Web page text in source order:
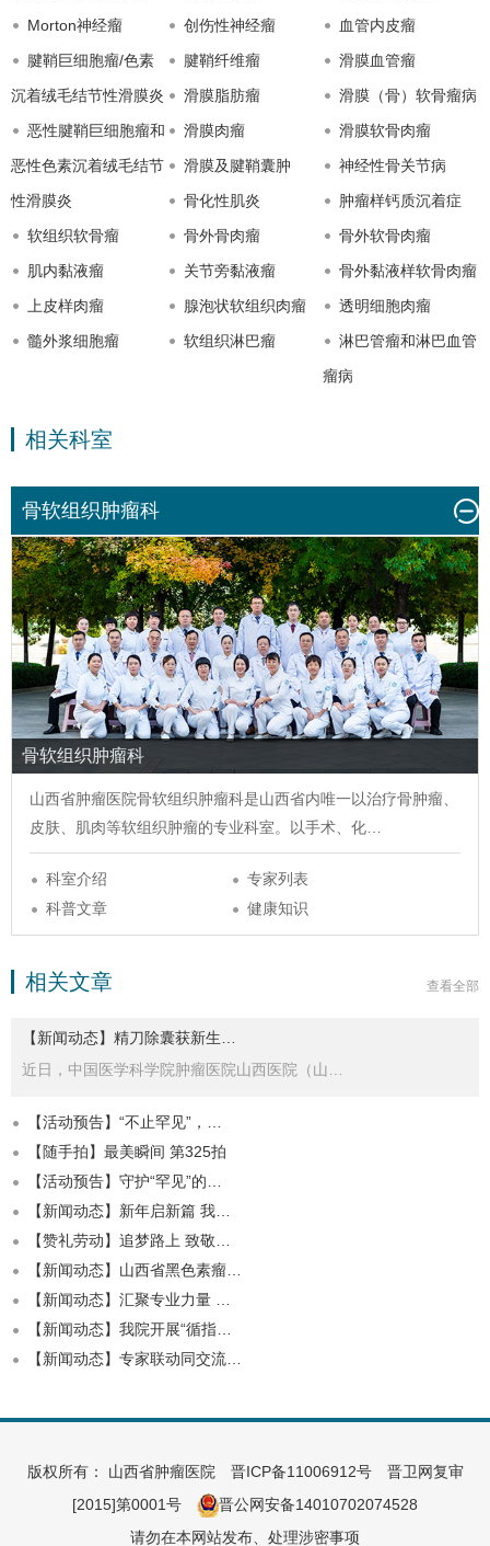
Morton神经瘤
创伤性神经瘤
血管内皮瘤
腱鞘巨细胞瘤/色素
沉着绒毛结节性滑膜炎
腱鞘纤维瘤
滑膜血管瘤
滑膜脂肪瘤
滑膜（骨）软骨瘤病
恶性腱鞘巨细胞瘤和
恶性色素沉着绒毛结节
性滑膜炎
滑膜肉瘤
滑膜软骨肉瘤
滑膜及腱鞘囊肿
神经性骨关节病
骨化性肌炎
肿瘤样钙质沉着症
软组织软骨瘤
骨外骨肉瘤
骨外软骨肉瘤
肌内黏液瘤
关节旁黏液瘤
骨外黏液样软骨肉瘤
上皮样肉瘤
腺泡状软组织肉瘤
透明细胞肉瘤
髓外浆细胞瘤
软组织淋巴瘤
淋巴管瘤和淋巴血管
瘤病
相关科室
骨软组织肿瘤科
骨软组织肿瘤科
山西省肿瘤医院骨软组织肿瘤科是山西省内唯一以治疗骨肿瘤、
皮肤、肌肉等软组织肿瘤的专业科室。以手术、化…
科室介绍
专家列表
科普文章
健康知识
查看全部
相关文章
【新闻动态】精刀除囊获新生…
近日，中国医学科学院肿瘤医院山西医院（山…
【活动预告】“不止罕见”，…
【随手拍】最美瞬间 第325拍
【活动预告】守护“罕见”的…
【新闻动态】新年启新篇 我…
【赞礼劳动】追梦路上 致敬…
【新闻动态】山西省黑色素瘤…
【新闻动态】汇聚专业力量 …
【新闻动态】我院开展“循指…
【新闻动态】专家联动同交流…
版权所有： 山西省肿瘤医院 晋ICP备11006912号晋卫网复审
[2015]第0001号
晋公网安备14010702074528
请勿在本网站发布、处理涉密事项